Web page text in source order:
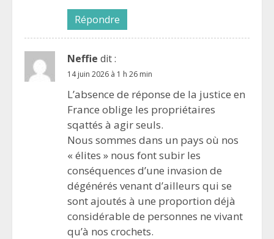
Répondre
Neffie dit :
14 juin 2026 à 1 h 26 min
L’absence de réponse de la justice en
France oblige les propriétaires
sqattés à agir seuls.
Nous sommes dans un pays où nos
« élites » nous font subir les
conséquences d’une invasion de
dégénérés venant d’ailleurs qui se
sont ajoutés à une proportion déjà
considérable de personnes ne vivant
qu’à nos crochets.